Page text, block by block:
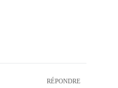
RÉPONDRE